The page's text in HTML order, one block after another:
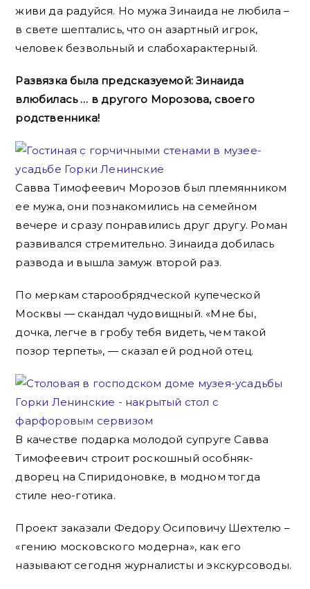
живи да радуйся. Но мужа Зинаида не любила –
в свете шептались, что он азартный игрок,
человек безвольный и слабохарактерный.
Развязка была предсказуемой: Зинаида
влюбилась … в другого Морозова, своего
родственника!
Савва Тимофеевич Морозов был племянником
ее мужа, они познакомились на семейном
вечере и сразу понравились друг другу. Роман
развивался стремительно. Зинаида добилась
развода и вышла замуж второй раз.
По меркам старообрядческой купеческой
Москвы — скандал чудовищный. «Мне бы,
дочка, легче в гробу тебя видеть, чем такой
позор терпеть», — сказал ей родной отец.
В качестве подарка молодой супруге Савва
Тимофеевич строит роскошный особняк-
дворец на Спиридоновке, в модном тогда
стиле нео-готика.
Проект заказали Федору Осиповичу Шехтелю –
«гению московского модерна», как его
называют сегодня журналисты и экскурсоводы.